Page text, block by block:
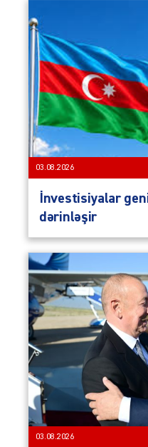
03.08.2026
İnvestisiyalar
dərinləşir
03.08.2026